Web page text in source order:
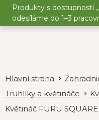
Přejít
obsah
Produkty s dostupností
odesíláme do 1–3
Truhlíky a květináče
Květináč FURU